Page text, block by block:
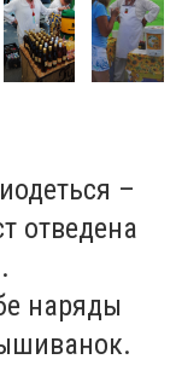
–
отведена
наряды